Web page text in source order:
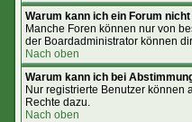
Warum kann ich ein Forum
Manche Foren können nur von
der Boardadministrator können
Nach oben
Warum kann ich bei
Nur registrierte Benutzer können
Rechte dazu.
Nach oben